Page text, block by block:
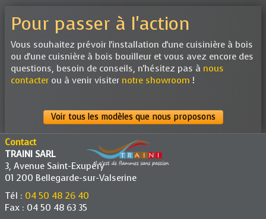
Pour passer à l'action
Vous souhaitez prévoir l'installation d'une cuisinière à bois
ou d'une cuisnière à bois bouilleur et vous avez encore des
questions, besoin de conseils, n'hésitez pas à nous
contacter ou à venir visiter notre showroom !
Voir tous les modèles que nous proposons
Contact
TRAINI SARL
3, Avenue Saint-Exupéry
01 200 Bellegarde-sur-Valserine
Tél : 04 50 48 26 40
Fax : 04 50 48 63 35